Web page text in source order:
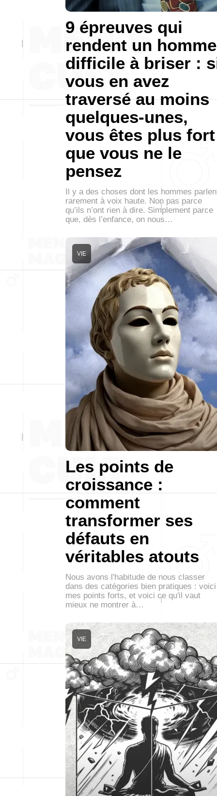
9 épreuves qui
rendent un homme
difficile à briser :
vous en avez
traversé au moins
quelques-unes,
vous êtes plus fort
que vous ne le
pensez
Il y a des choses dont les hommes
rarement à voix haute. Non pas parce
qu’ils n’ont rien à dire. Simplement parce
que, dès l’enfance, on nous…
Les points de
croissance :
comment
transformer ses
défauts en
véritables atouts
VIE
Nous avons l'habitude de nous classer
dans des catégories bien pratiques : voici
mes points forts, et voici ce qu'il vaut
mieux ne montrer à…
VIE